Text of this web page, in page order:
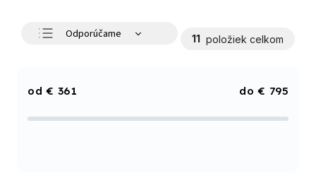
Odporúčame
Abecedne
11 položiek celkom
€ 361 € 795